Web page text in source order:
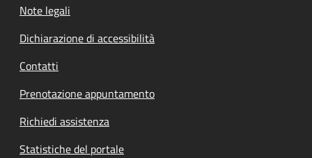
Note legali
Dichiarazione di accessibilità
Contatti
Prenotazione appuntamento
Richiedi assistenza
Statistiche del portale